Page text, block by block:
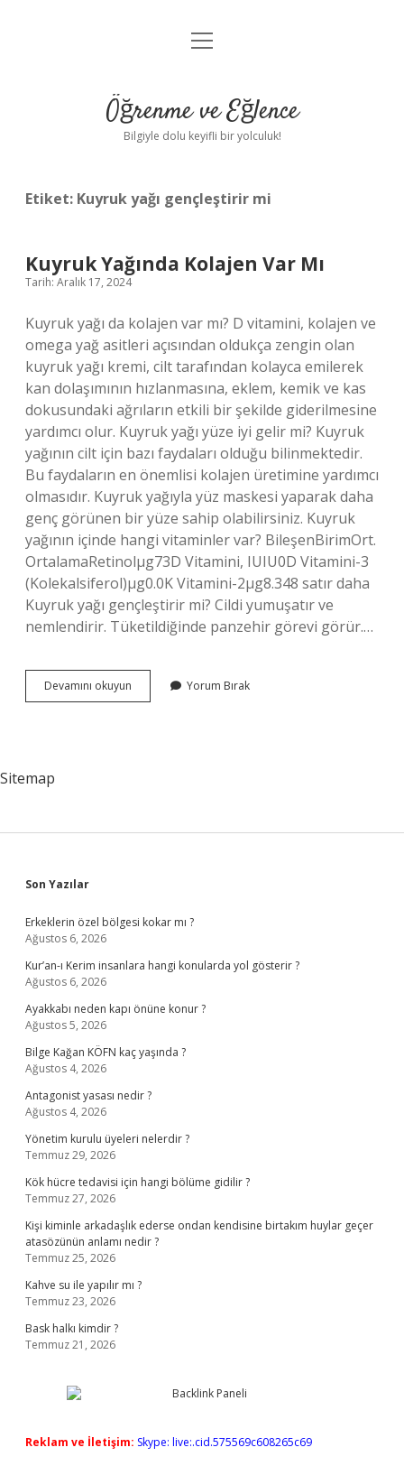
Anasayfa
Yasal Uyarı
menüyü
Öğrenme ve Eğlence
Bilgiyle dolu keyifli bir yolculuk!
Etiket: Kuyruk yağı gençleştirir mi
Kuyruk Yağında Kolajen Var Mı
Tarih: Aralık 17, 2024
Kuyruk yağı da kolajen var mı? D vitamini, kolajen ve
omega yağ asitleri açısından oldukça zengin olan
kuyruk yağı kremi, cilt tarafından kolayca emilerek
kan dolaşımının hızlanmasına, eklem, kemik ve kas
dokusundaki ağrıların etkili bir şekilde giderilmesine
yardımcı olur. Kuyruk yağı yüze iyi gelir mi? Kuyruk
yağının cilt için bazı faydaları olduğu bilinmektedir.
Bu faydaların en önemlisi kolajen üretimine yardımcı
olmasıdır. Kuyruk yağıyla yüz maskesi yaparak daha
genç görünen bir yüze sahip olabilirsiniz. Kuyruk
yağının içinde hangi vitaminler var? BileşenBirimOrt.
OrtalamaRetinolµg73D Vitamini, IUIU0D Vitamini-3
(Kolekalsiferol)µg0.0K Vitamini-2µg8.348 satır daha
Kuyruk yağı gençleştirir mi? Cildi yumuşatır ve
nemlendirir. Tüketildiğinde panzehir görevi görür.…
Devamını okuyun
Yağında
Yorum Bırak
Sitemap
Sidebar
Son Yazılar
Erkeklerin özel bölgesi kokar mı ?
Ağustos 6, 2026
Kur’an-ı Kerim insanlara hangi konularda yol gösterir ?
Ağustos 6, 2026
Ayakkabı neden kapı önüne konur ?
Ağustos 5, 2026
Bilge Kağan KÖFN kaç yaşında ?
Ağustos 4, 2026
Antagonist yasası nedir ?
Ağustos 4, 2026
Yönetim kurulu üyeleri nelerdir ?
Temmuz 29, 2026
Kök hücre tedavisi için hangi bölüme gidilir ?
Temmuz 27, 2026
Kişi kiminle arkadaşlık ederse ondan kendisine birtakım huylar geçer
atasözünün anlamı nedir ?
Temmuz 25, 2026
Kahve su ile yapılır mı ?
Temmuz 23, 2026
Bask halkı kimdir ?
Temmuz 21, 2026
Reklam ve İletişim: Skype: live:.cid.575569c608265c69